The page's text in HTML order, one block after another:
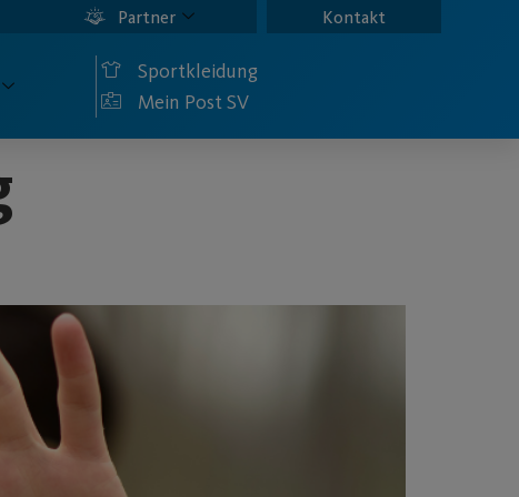
Partner Kontakt
Sportkleidung
Mein Post SV